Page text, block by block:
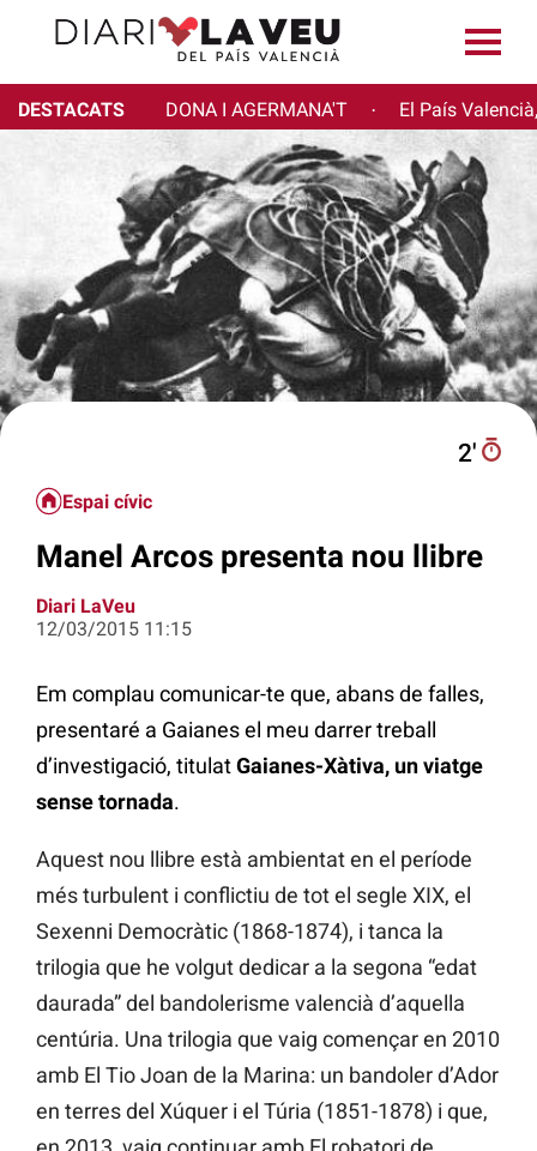
DESTACATS DONA I AGERMANA'T · El País
2′
Espai cívic
Manel Arcos presenta nou llibre
Diari LaVeu
12/03/2015 11:15
Em complau comunicar-te que, abans de falles,
presentaré a Gaianes el meu darrer treball
d’investigació, titulatGaianes-Xàtiva, un viatge
sense tornada.
Aquest nou llibre està ambientat en el període
més turbulent i conflictiu de tot el segle XIX, el
Sexenni Democràtic (1868-1874), i tanca la
trilogia que he volgut dedicar a la segona “edat
daurada” del bandolerisme valencià d’aquella
centúria. Una trilogia que vaig començar en 2010
amb El Tio Joan de la Marina: un bandoler d’Ador
en terres del Xúquer i el Túria (1851-1878) i que,